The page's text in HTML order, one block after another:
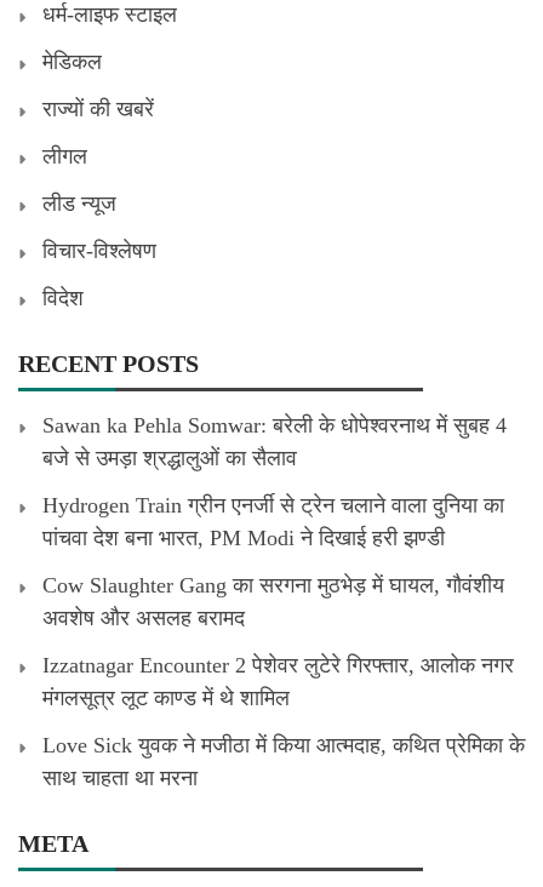
धर्म-लाइफ स्टाइल
मेडिकल
राज्यों की खबरें
लीगल
लीड न्यूज
विचार-विश्लेषण
विदेश
RECENT POSTS
Sawan ka Pehla Somwar: बरेली के धोपेश्वरनाथ में सुबह 4
बजे से उमड़ा श्रद्धालुओं का सैलाव
Hydrogen Train ग्रीन एनर्जी से ट्रेन चलाने वाला दुनिया का
पांचवा देश बना भारत, PM Modi ने दिखाई हरी झण्डी
Cow Slaughter Gang का सरगना मुठभेड़ में घायल, गौवंशीय
अवशेष और असलह बरामद
Izzatnagar Encounter 2 पेशेवर लुटेरे गिरफ्तार, आलोक नगर
मंगलसूत्र लूट काण्‍ड में थे शामिल
Love Sick युवक ने मजीठा में किया आत्मदाह, कथित प्रेमिका के
साथ चाहता था मरना
META